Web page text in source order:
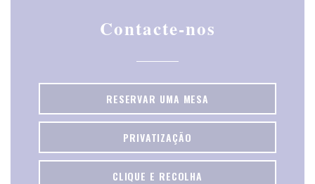
Contacte-nos
RESERVAR UMA MESA
PRIVATIZAÇÃO
CLIQUE E RECOLHA